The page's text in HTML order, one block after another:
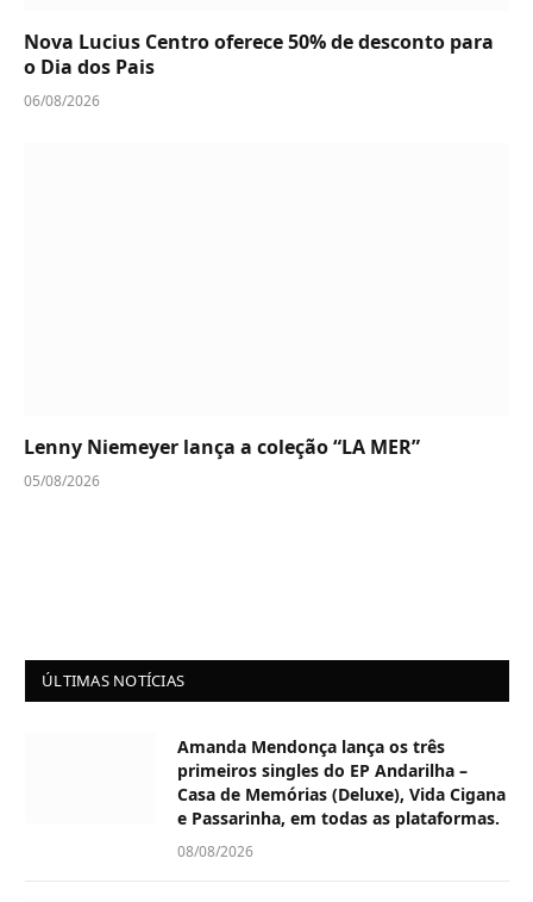
Nova Lucius Centro oferece 50% de desconto para
o Dia dos Pais
06/08/2026
Lenny Niemeyer lança a coleção “LA MER”
05/08/2026
ÚLTIMAS NOTÍCIAS
Amanda Mendonça lança os três
primeiros singles do EP Andarilha –
Casa de Memórias (Deluxe), Vida Cigana
e Passarinha, em todas as plataformas.
08/08/2026